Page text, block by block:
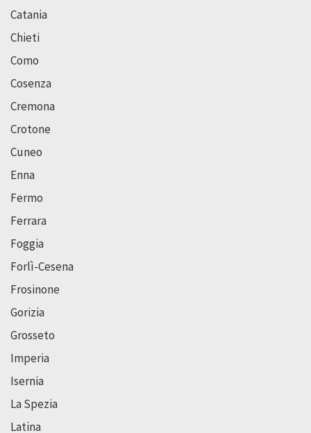
Catania
Chieti
Como
Cosenza
Cremona
Crotone
Cuneo
Enna
Fermo
Ferrara
Foggia
Forlì-Cesena
Frosinone
Gorizia
Grosseto
Imperia
Isernia
La Spezia
Latina